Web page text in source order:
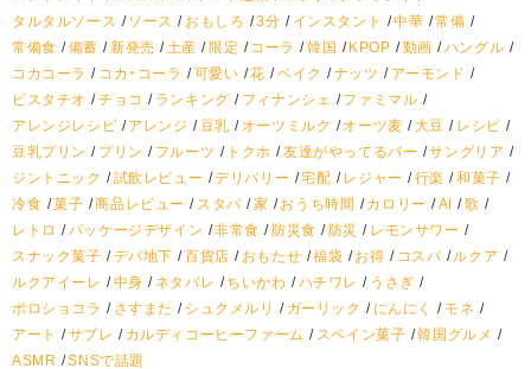
タルタルソース
ソース おもしろ 3分 インスタント 中華 常備
常備食
備蓄 新発売 土産 限定 コーラ 韓国 KPOP 動画
ハングル
コカコーラ
コカ・コーラ 可愛い 花 ベイク ナッツ
アーモンド
ピスタチオ
チョコ ランキング フィナンシェ
ファミマル
アレンジレシピ
アレンジ 豆乳 オーツミルク オーツ麦 大豆
レシピ
豆乳プリン
プリン フルーツ トクホ 友達がやってるバー
サングリア
ジントニック
試飲レビュー デリバリー 宅配 レジャー 行楽
和菓子
冷食 菓子 商品レビュー スタバ 家 おうち時間 カロリー AI
歌
レトロ
パッケージデザイン 非常食 防災食 防災
レモンサワー
スナック菓子
デパ地下 百貨店 おもたせ 福袋 お得 コスパ
ルクア
ルクアイーレ
中身 ネタバレ ちいかわ ハチワレ
うさぎ
ポロショコラ
さすまた シュクメルリ ガーリック にんにく
モネ
アート
サブレ カルディコーヒーファーム スペイン菓子 韓国グルメ
ASMR
SNSで話題